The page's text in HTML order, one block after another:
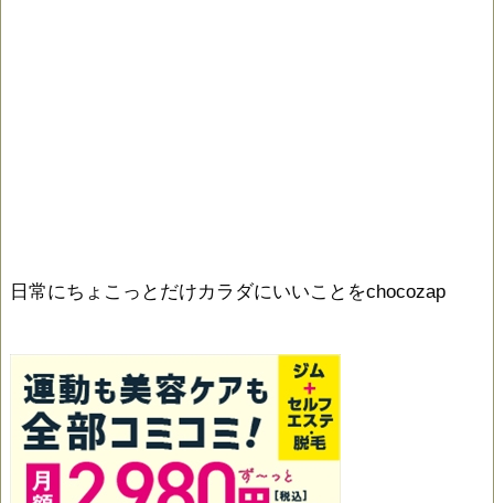
日常にちょこっとだけカラダにいいことをchocozap